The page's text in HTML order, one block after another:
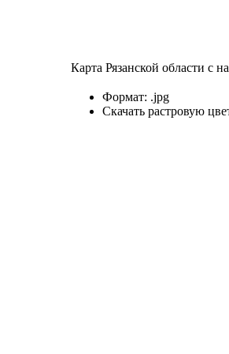
Карта Рязанской области с
Формат: .jpg
Скачать растровую